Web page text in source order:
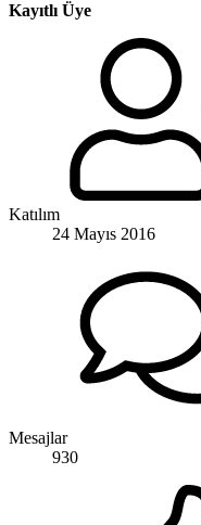
Kayıtlı Üye
Katılım
24 Mayıs 2016
Mesajlar
930